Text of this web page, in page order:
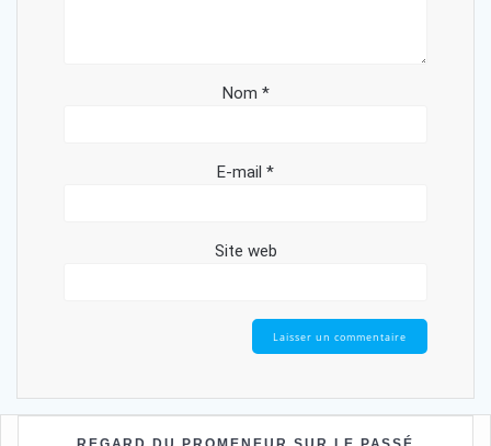
Nom *
E-mail *
Site web
REGARD DU PROMENEUR SUR LE PASSÉ